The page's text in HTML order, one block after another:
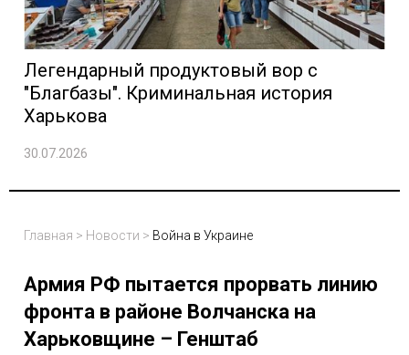
Легендарный продуктовый вор с
"Благбазы". Криминальная история
Харькова
30.07.2026
Главная > Новости > Война в Украине
Армия РФ пытается прорвать линию
фронта в районе Волчанска на
Харьковщине – Генштаб